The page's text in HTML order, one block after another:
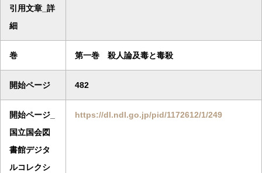
引用文章_詳
細
巻 第一巻 殺人論及毒と毒殺
開始ページ 482
開始ページ_
国立国会図
書館デジタ
ルコレクシ
https://dl.ndl.go.jp/pid/1172612/1/249